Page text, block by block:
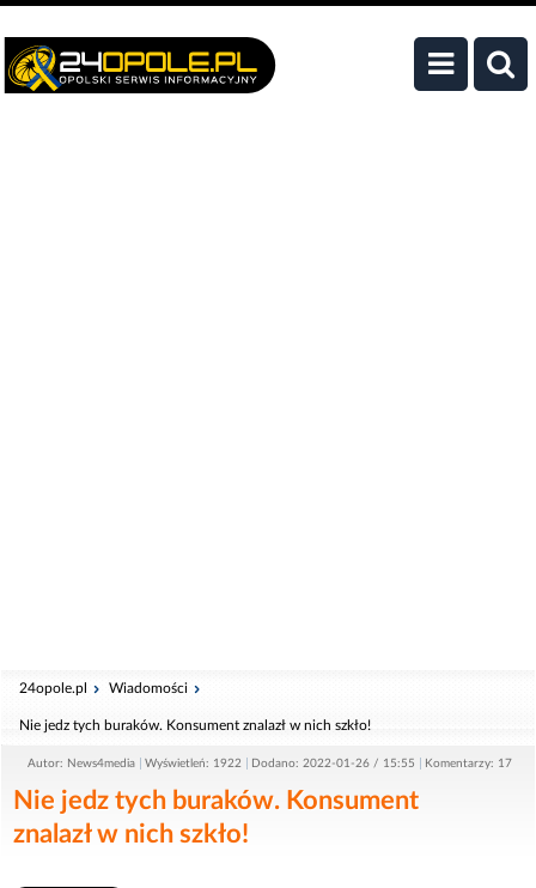
24opole.pl Wiadomości
Nie jedz tych buraków. Konsument znalazł w nich szkło!
Autor: News4media Wyświetleń: 1922 Dodano: 2022-01-26 / 15:55 Komentarzy: 17
Nie jedz tych buraków. Konsument
znalazł w nich szkło!